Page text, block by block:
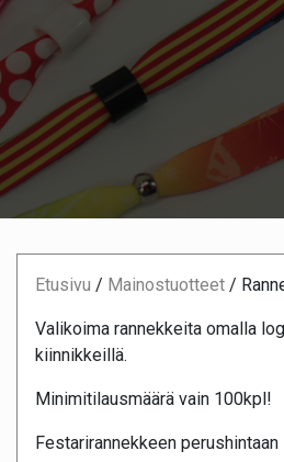
Etusivu / Mainostuotteet /
Valikoima rannekkeita omalla
kiinnikkeillä.
Minimitilausmäärä vain 100kpl!
Festarirannekkeen